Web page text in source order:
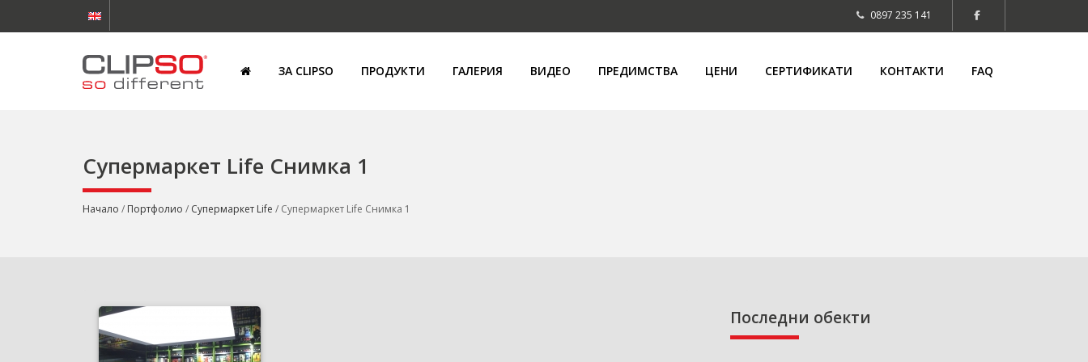
0897 235 141
ЗА CLIPSO ПРОДУКТИ ГАЛЕРИЯ ВИДЕО ПРЕДИМСТВА ЦЕНИ СЕРТИФИКАТИ КОНТАКТИ FAQ
Супермаркет Life Снимка 1
Начало / Портфолио / Супермаркет Life / Супермаркет Life Снимка 1
Последни обекти